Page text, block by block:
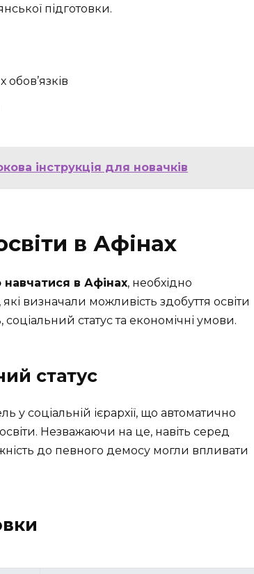
підготовки.
інструкція для новачків
в Афінах
навчатися в Афінах, необхідно
визначали можливість здобуття освіти
статус та економічні умови.
статус
соціальній ієрархії, що автоматично
Незважаючи на це, навіть серед
до певного демосу могли впливати